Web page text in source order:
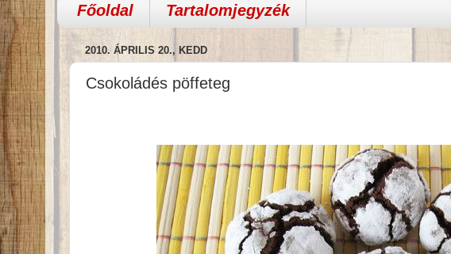
Főoldal Tartalomjegyzék
2010. ÁPRILIS 20., KEDD
Csokoládés pöffeteg